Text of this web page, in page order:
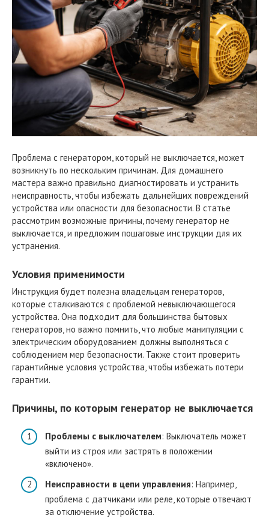
Проблема с генератором, который не выключается, может
возникнуть по нескольким причинам. Для домашнего
мастера важно правильно диагностировать и устранить
неисправность, чтобы избежать дальнейших повреждений
устройства или опасности для безопасности. В статье
рассмотрим возможные причины, почему генератор не
выключается, и предложим пошаговые инструкции для их
устранения.
Условия применимости
Инструкция будет полезна владельцам генераторов,
которые сталкиваются с проблемой невыключающегося
устройства. Она подходит для большинства бытовых
генераторов, но важно помнить, что любые манипуляции с
электрическим оборудованием должны выполняться с
соблюдением мер безопасности. Также стоит проверить
гарантийные условия устройства, чтобы избежать потери
гарантии.
Причины, по которым генератор не выключается
Проблемы с выключателем: Выключатель может
выйти из строя или застрять в положении
«включено».
Неисправности в цепи управления: Например,
проблема с датчиками или реле, которые отвечают
за отключение устройства.